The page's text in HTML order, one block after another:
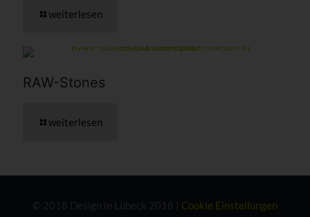
weiterlesen
RAW-Stones
weiterlesen
Cookie Einstellungen